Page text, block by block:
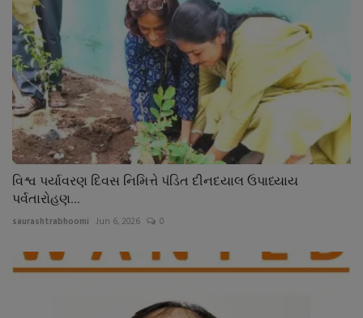
વિશ્વ પર્યાવરણ દિવસ નિમિત્તે પંડિત દીનદયાલ ઉપાધ્યાય
પર્વતારોહણ...
saurashtrabhoomi Jun 6, 2026 0